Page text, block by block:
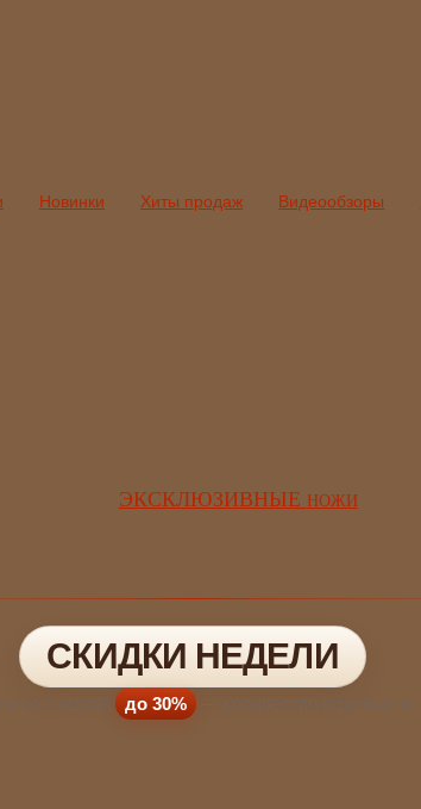
Новинки Хиты продаж Видеообзоры
ЭКСКЛЮЗИВНЫЕ НОЖИ
СКИДКИ НЕДЕЛИ
со скидкой до 30% — количество ограничено